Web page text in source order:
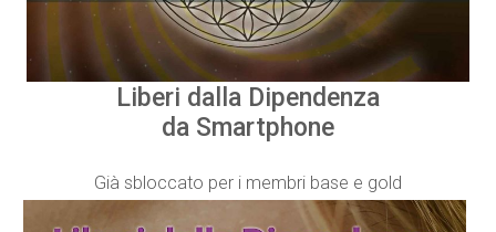
Liberi dalla Dipendenza
da Smartphone
Già sbloccato per i membri base e gold